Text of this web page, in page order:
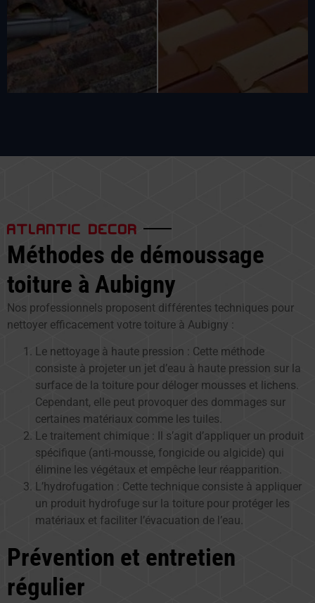
ATLANTIC DECOR
Méthodes de démoussage
toiture à Aubigny
Nos professionnels proposent différentes techniques pour
nettoyer efficacement votre toiture à Aubigny :
Le nettoyage à haute pression : Cette méthode
consiste à projeter un jet d’eau à haute pression sur la
surface de la toiture pour déloger mousses et lichens.
Cependant, elle peut provoquer des dommages sur
certaines matériaux comme les tuiles.
Le traitement chimique : Il s’agit d’appliquer un produit
spécifique (anti-mousse, fongicide ou algicide) qui
élimine les végétaux et empêche leur réapparition.
L’hydrofugation : Cette technique consiste à appliquer
un produit hydrofuge sur la toiture pour protéger les
matériaux et faciliter l’évacuation de l’eau.
Prévention et entretien
régulier